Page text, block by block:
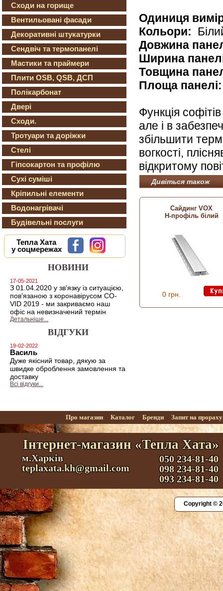
Сходи на горище
Вентильовані фасади
Декоративні штукатурки
Сендвіч та термопанелі
Мастики та праймери
Плити OSB, QSB, ДСП
Полікарбонат
Двері
Сходи.
Тротуари та доріжки
Стелі
Гіпсокартон та профілю
Сухі суміші
Кріпильні елементи
Водонагрівачі
Будівельні послуги
Тепла Хата
у соцмережах
НОВИНИ
17-05-2021
З 01.04.2020 у зв'язку із ситуацією,
пов'язаною з коронавірусом CO-
VID 2019 - ми закриваємо наш
офіс на невизначений термін
Детальніше...
ВІДГУКИ
19-02-2022
Василь
Дуже якісний товар, дякую за
швидке оброблення замовлення та
доставку
Всі відгуки...
Одиниця
Кольори:
Довжина
Ширина
Товщина
Площа панелі:
Функція
але і в
збільшити
вогкості,
відкритому
Дивіться також
Сайдинг VOX
Н-профіль білий
0 грн.
Про магазин Каталог Бренди Запит на
Інтернет-магазин «Тепла Хата»
м.Харків
teplaxata.kh@gmail.com
050 234-81-40
098 234-81-40
093 234-81-40
Copyright ©